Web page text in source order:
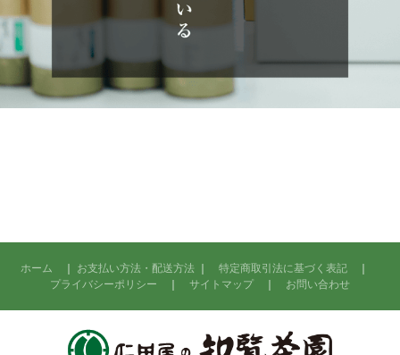
ホーム ｜ お支払い方法・配送方法 ｜ 特定商取引法に基づく表記 ｜
プライバシーポリシー ｜ サイトマップ ｜ お問い合わせ